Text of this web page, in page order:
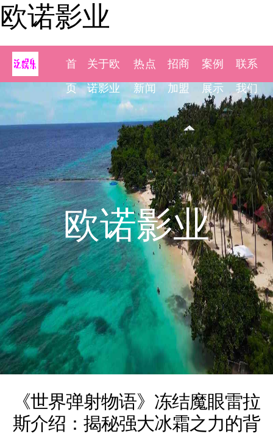
欧诺影业
首
页
关于欧
诺影业
热点
新闻
招商
加盟
案例
展示
联系
我们
欧诺影业
《世界弹射物语》冻结魔眼雷拉
斯介绍：揭秘强大冰霜之力的背